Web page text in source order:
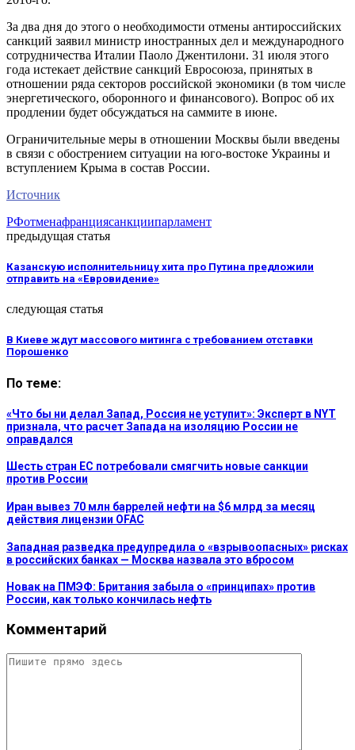
За два дня до этого о необходимости отмены антироссийских
санкций заявил министр иностранных дел и международного
сотрудничества Италии Паоло Джентилони. 31 июля этого
года истекает действие санкций Евросоюза, принятых в
отношении ряда секторов российской экономики (в том числе
энергетического, оборонного и финансового). Вопрос об их
продлении будет обсуждаться на саммите в июне.
Ограничительные меры в отношении Москвы были введены
в связи с обострением ситуации на юго-востоке Украины и
вступлением Крыма в состав России.
Источник
РФотменафранциясанкциипарламент
предыдущая статья
Казанскую исполнительницу хита про Путина предложили
отправить на «Евровидение»
следующая статья
В Киеве ждут массового митинга с требованием отставки
Порошенко
По теме:
«Что бы ни делал Запад, Россия не уступит»: Эксперт в NYT
признала, что расчет Запада на изоляцию России не
оправдался
Шесть стран ЕС потребовали смягчить новые санкции
против России
Иран вывез 70 млн баррелей нефти на $6 млрд за месяц
действия лицензии OFAC
Западная разведка предупредила о «взрывоопасных» рисках
в российских банках — Москва назвала это вбросом
Новак на ПМЭФ: Британия забыла о «принципах» против
России, как только кончилась нефть
Комментарий